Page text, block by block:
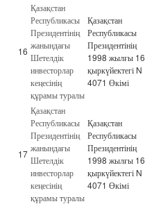
16
Қазақстан
Республикасы
Президентінің
жанындағы
Шетелдік
инвесторлар
кеңесінің
құрамы туралы
Қазақстан
Республикасы
Президентінің
1998 жылғы 16
қыркүйектегі N
4071 Өкімі
17
Қазақстан
Республикасы
Президентінің
жанындағы
Шетелдік
инвесторлар
кеңесінің
құрамы туралы
Қазақстан
Республикасы
Президентінің
1998 жылғы 16
қыркүйектегі N
4071 Өкімі